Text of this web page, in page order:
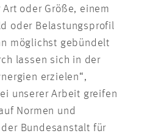
oder Größe, einem
oder Belastungsprofil
möglichst gebündelt
lassen sich in der
erzielen“,
unserer Arbeit greifen
Normen und
Bundesanstalt für